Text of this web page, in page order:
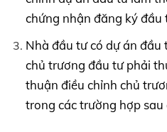
chứng nhận đăng ký đầu
Nhà đầu tư có dự án đầu
chủ trương đầu tư phải
thuận điều chỉnh chủ
trong các trường hợp sau